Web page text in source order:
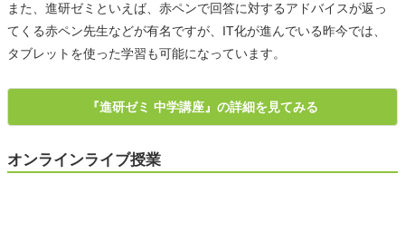
また、進研ゼミといえば、赤ペンで回答に対するアドバイスが返っ
てくる赤ペン先生などが有名ですが、IT化が進んでいる昨今では、
タブレットを使った学習も可能になっています。
『進研ゼミ 中学講座』の詳細を見てみる
オンラインライブ授業